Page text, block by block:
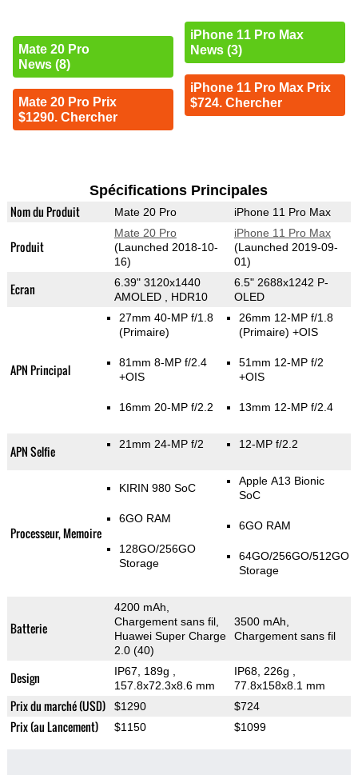
Mate 20 Pro
News (8)
Mate 20 Pro Prix
$1290. Chercher
iPhone 11 Pro Max
News (3)
iPhone 11 Pro Max Prix
$724. Chercher
Spécifications Principales
Nom du Produit Mate 20 Pro iPhone 11 Pro Max
Produit
Mate 20 Pro
(Launched 2018-10-
16)
iPhone 11 Pro Max
(Launched 2019-09-
01)
Ecran
6.39" 3120x1440
AMOLED , HDR10
6.5" 2688x1242 P-
OLED
APN Principal
27mm 40-MP f/1.8
(Primaire)
81mm 8-MP f/2.4
+OIS
16mm 20-MP f/2.2
26mm 12-MP f/1.8
(Primaire) +OIS
51mm 12-MP f/2
+OIS
13mm 12-MP f/2.4
APN Selfie 21mm 24-MP f/2 12-MP f/2.2
Processeur, Memoire
KIRIN 980 SoC
6GO RAM
128GO/256GO
Storage
Apple A13 Bionic
SoC
6GO RAM
64GO/256GO/512GO
Storage
Batterie
4200 mAh,
Chargement sans fil,
Huawei Super Charge
2.0 (40)
3500 mAh,
Chargement sans fil
Design IP67, 189g
157.8x72.3x8.6 mm
IP68, 226g
77.8x158x8.1 mm
Prix du marché (USD) $1290 $724
Prix (au Lancement) $1150 $1099